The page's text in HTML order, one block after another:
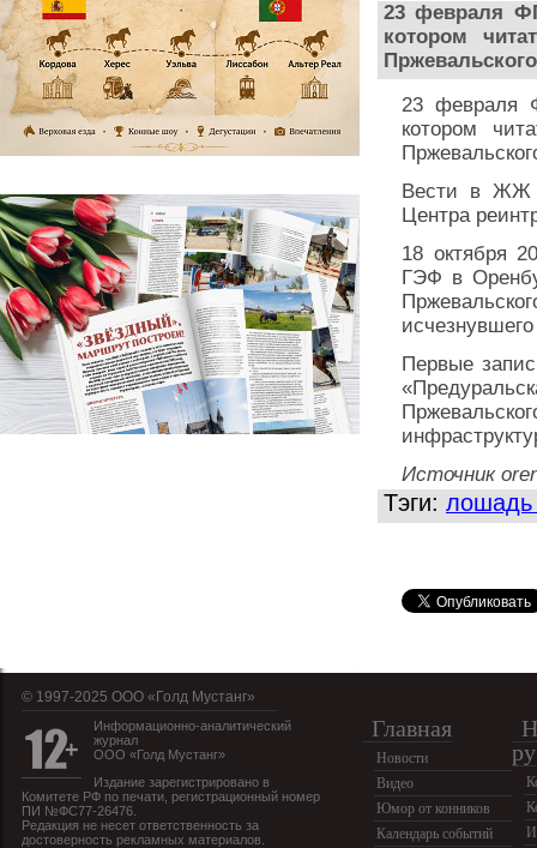
23 февраля
котором
23 февраля
котором
Вести в ЖЖ
Центра
18 октября
ГЭФ в
Первые
Источник
Тэги: лошадь
© 1997-2025 OOO «Голд Мустанг»
Информационно-аналитический
журнал
ООО «Голд Мустанг»
Издание зарегистрировано в
Комитете РФ по печати, регистрационный номер
ПИ №ФС77-26476.
Редакция не несет ответственность за
достоверность рекламных материалов.
Главная
Новости
Видео
Юмор от конников
Календарь событий